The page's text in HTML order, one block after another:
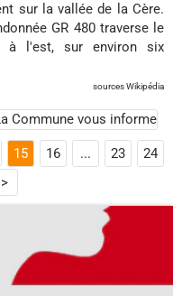
sur la vallée de la Cère.
GR 480 traverse le
à l'est, sur environ six
sources Wikipédia
Commune vous informe
15 16 ... 23
24
>